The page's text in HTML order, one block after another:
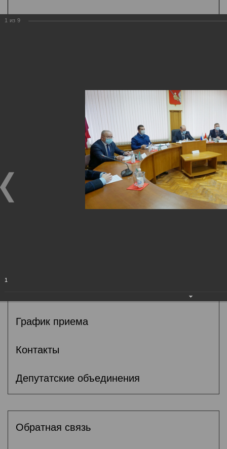
Государственная
организация
График приема
Контакты
Депутатские объединения
Обратная связь
1 из 9
1